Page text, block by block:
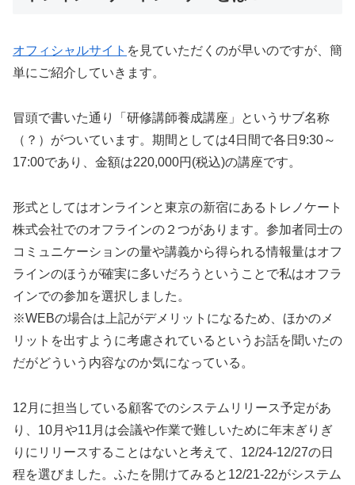
オフィシャルサイト を見ていただくのが早いのですが、簡
単にご紹介していきます。
冒頭で書いた通り「研修講師養成講座」というサブ名称
（？）がついています。期間としては4日間で各日9:30～
17:00であり、金額は220,000円(税込)の講座です。
形式としてはオンラインと東京の新宿にあるトレノケート
株式会社でのオフラインの２つがあります。参加者同士の
コミュニケーションの量や講義から得られる情報量はオフ
ラインのほうが確実に多いだろうということで私はオフラ
インでの参加を選択しました。
※WEBの場合は上記がデメリットになるため、ほかのメ
リットを出すように考慮されているというお話を聞いたの
だがどういう内容なのか気になっている。
12月に担当している顧客でのシステムリリース予定があ
り、10月や11月は会議や作業で難しいために年末ぎりぎ
りにリリースすることはないと考えて、12/24-12/27の日
程を選びました。ふたを開けてみると12/21-22がシステム